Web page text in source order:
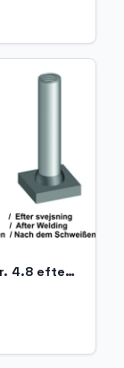
ID Gevindbøs M10-Ø14,6x22 mm Matr. 4.8 efter EN ISO 13918